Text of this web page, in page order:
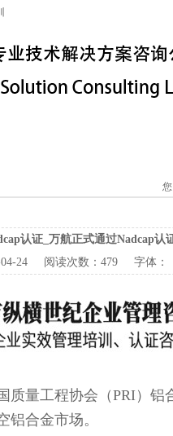
认证_万航正式通过Nadcap认
24阅读次数： 479 字体：
量工程协会（PRI）铝
合金市场。